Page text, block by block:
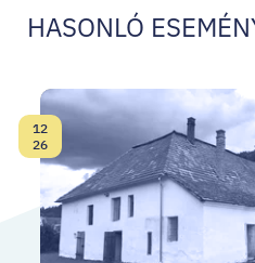
HASONLÓ
Dátum:
12
26